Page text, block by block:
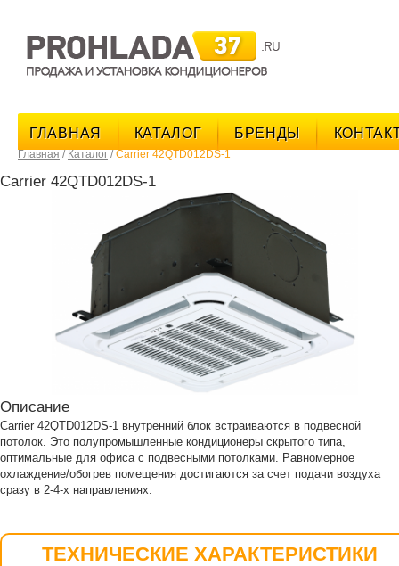
ГЛАВНАЯ КАТАЛОГ БРЕНДЫ
Главная / Каталог /Carrier 42QTD012DS-1
Carrier 42QTD012DS-1
Описание
Carrier 42QTD012DS-1 внутренний блок встраиваются в подвесной
потолок. Это полупромышленные кондиционеры скрытого типа,
оптимальные для офиса с подвесными потолками. Равномерное
охлаждение/обогрев помещения достигаются за счет подачи воздуха
сразу в 2-4-х направлениях.
ТЕХНИЧЕСКИЕ ХАРАКТЕРИСТИКИ